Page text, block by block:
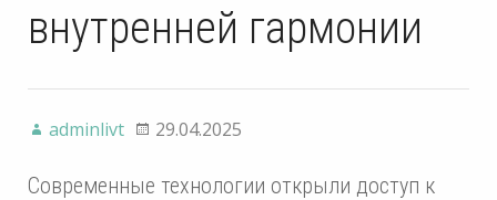
внутренней гармонии
adminlivt 29.04.2025
Современные технологии открыли доступ к